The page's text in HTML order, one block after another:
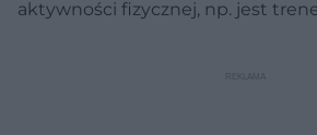
aktywności fizycznej, np. jest